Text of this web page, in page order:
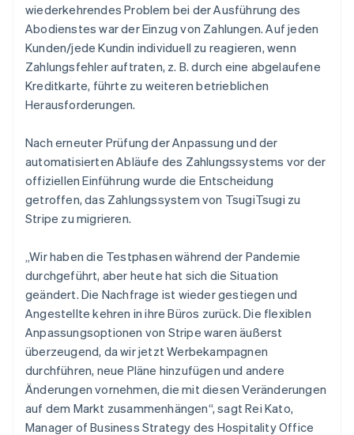
wiederkehrendes Problem bei der Ausführung des
Abodienstes war der Einzug von Zahlungen. Auf jeden
Kunden/jede Kundin individuell zu reagieren, wenn
Zahlungsfehler auftraten, z. B. durch eine abgelaufene
Kreditkarte, führte zu weiteren betrieblichen
Herausforderungen.
Nach erneuter Prüfung der Anpassung und der
automatisierten Abläufe des Zahlungssystems vor der
offiziellen Einführung wurde die Entscheidung
getroffen, das Zahlungssystem von TsugiTsugi zu
Stripe zu migrieren.
„Wir haben die Testphasen während der Pandemie
durchgeführt, aber heute hat sich die Situation
geändert. Die Nachfrage ist wieder gestiegen und
Angestellte kehren in ihre Büros zurück. Die flexiblen
Anpassungsoptionen von Stripe waren äußerst
überzeugend, da wir jetzt Werbekampagnen
durchführen, neue Pläne hinzufügen und andere
Änderungen vornehmen, die mit diesen Veränderungen
auf dem Markt zusammenhängen“, sagt Rei Kato,
Manager of Business Strategy des Hospitality Office